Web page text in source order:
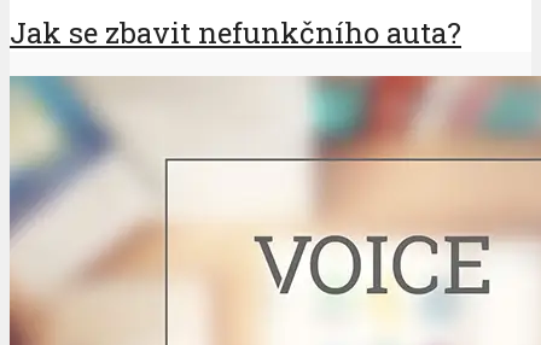
Jak se zbavit nefunkčního auta?